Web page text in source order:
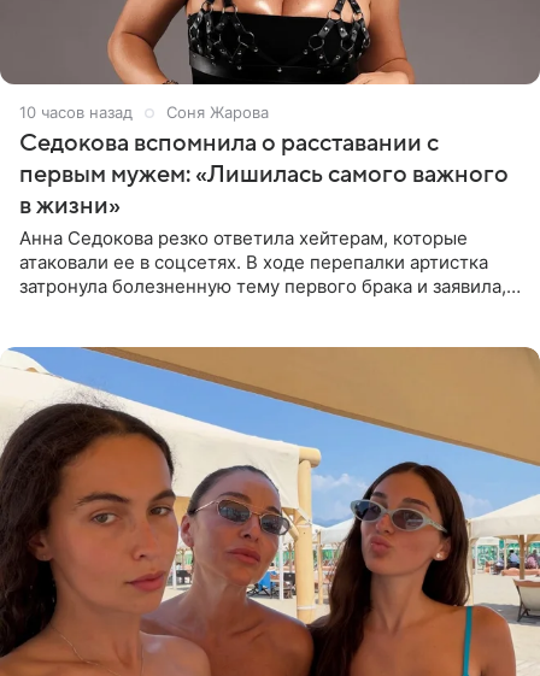
10 часов назад Соня Жарова
Седокова вспомнила о расставании с
первым мужем: «Лишилась самого важного
в жизни»
Анна Седокова резко ответила хейтерам, которые
атаковали ее в соцсетях. В ходе перепалки артистка
затронула болезненную тему первого брака и заявила,